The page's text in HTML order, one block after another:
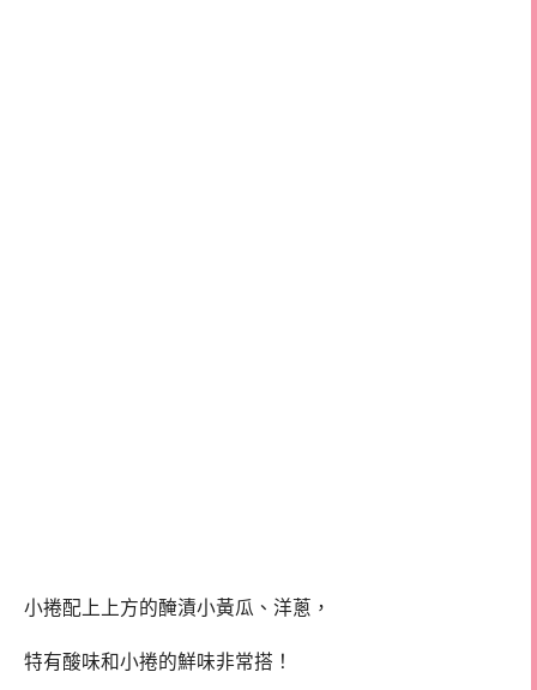
小捲配上上方的醃漬小黃瓜、洋蔥，
特有酸味和小捲的鮮味非常搭！